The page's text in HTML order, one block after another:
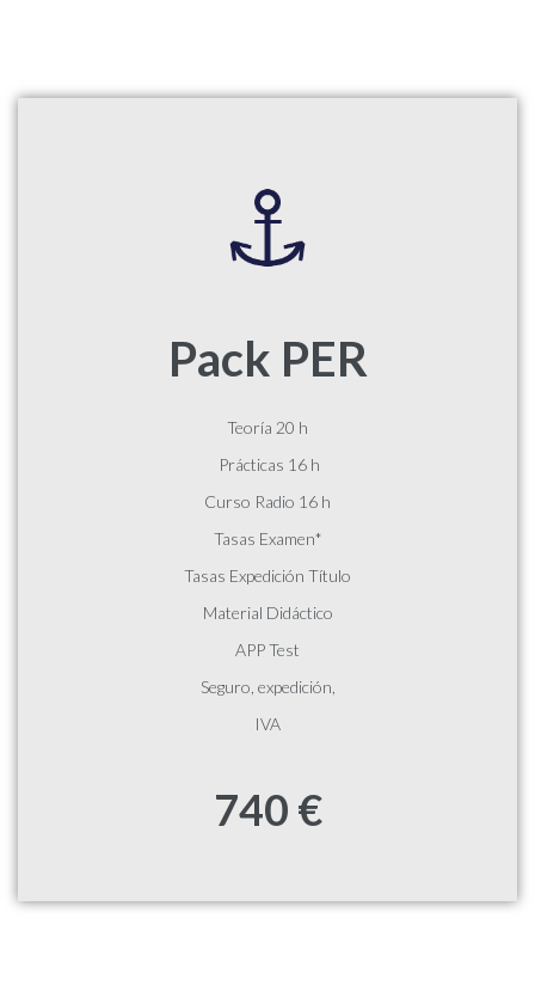
Pack PER
Teoría 20 h
Prácticas 16 h
Curso Radio 16 h
Tasas Examen*
Tasas Expedición Título
Material Didáctico
APP Test
Seguro, expedición,
IVA
740 €